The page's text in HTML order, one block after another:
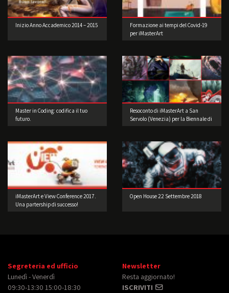
Inizio Anno Accademico 2014 – 2015
Formazione ai tempi del Covid-19
per iMasterArt
Master in Coding: codifica il tuo
futuro.
Resoconto di iMasterArt a San
Servolo (Venezia) per la Biennale di
iMasterArt e View Conference 2017.
Una partership di successo!
Open House 22 Settembre 2018
Segreteria ed ufficio
Lunedì - Venerdì
09:30-13:30 15:00-18:30
Newsletter
Resta aggiornato!
ISCRIVITI